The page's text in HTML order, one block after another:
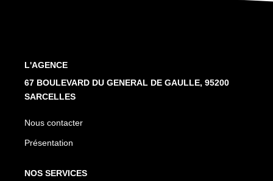
L'AGENCE
67 BOULEVARD DU GENERAL DE GAULLE, 95200
SARCELLES
Nous contacter
Présentation
NOS SERVICES